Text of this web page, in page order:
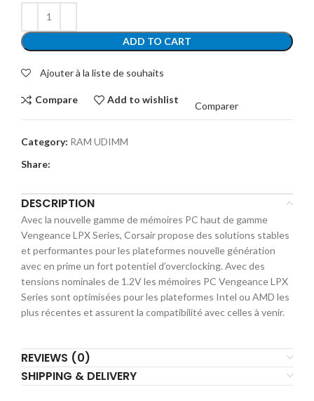
ADD TO CART
Ajouter à la liste de souhaits
Compare Add to wishlist
Comparer
Category: RAM UDIMM
Share:
DESCRIPTION
Avec la nouvelle gamme de mémoires PC haut de gamme
Vengeance LPX Series, Corsair propose des solutions stables
et performantes pour les plateformes nouvelle génération
avec en prime un fort potentiel d’overclocking. Avec des
tensions nominales de 1.2V les mémoires PC Vengeance LPX
Series sont optimisées pour les plateformes Intel ou AMD les
plus récentes et assurent la compatibilité avec celles à venir.
REVIEWS (0)
SHIPPING & DELIVERY